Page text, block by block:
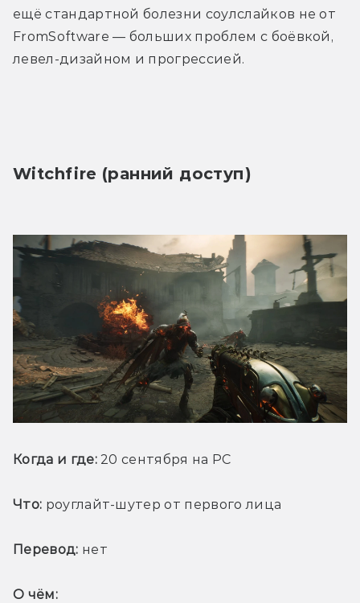
ещё стандартной болезни соулслайков не от
FromSoftware — больших проблем с боёвкой,
левел-дизайном и прогрессией.
Witchfire (ранний доступ)
Когда и где: 20 сентября на PC
Что: роуглайт-шутер от первого лица
Перевод: нет
О чём: